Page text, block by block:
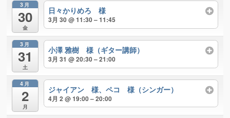
3月
30
金
日々かりめろ 様
3月 30 @ 11:30 – 11:45
3月
31
土
小澤 雅樹 様（ギター講師）
3月 31 @ 20:30 – 21:00
4月
2
月
ジャイアン 様、ペコ 様（シンガー）
4月 2 @ 19:00 – 20:00